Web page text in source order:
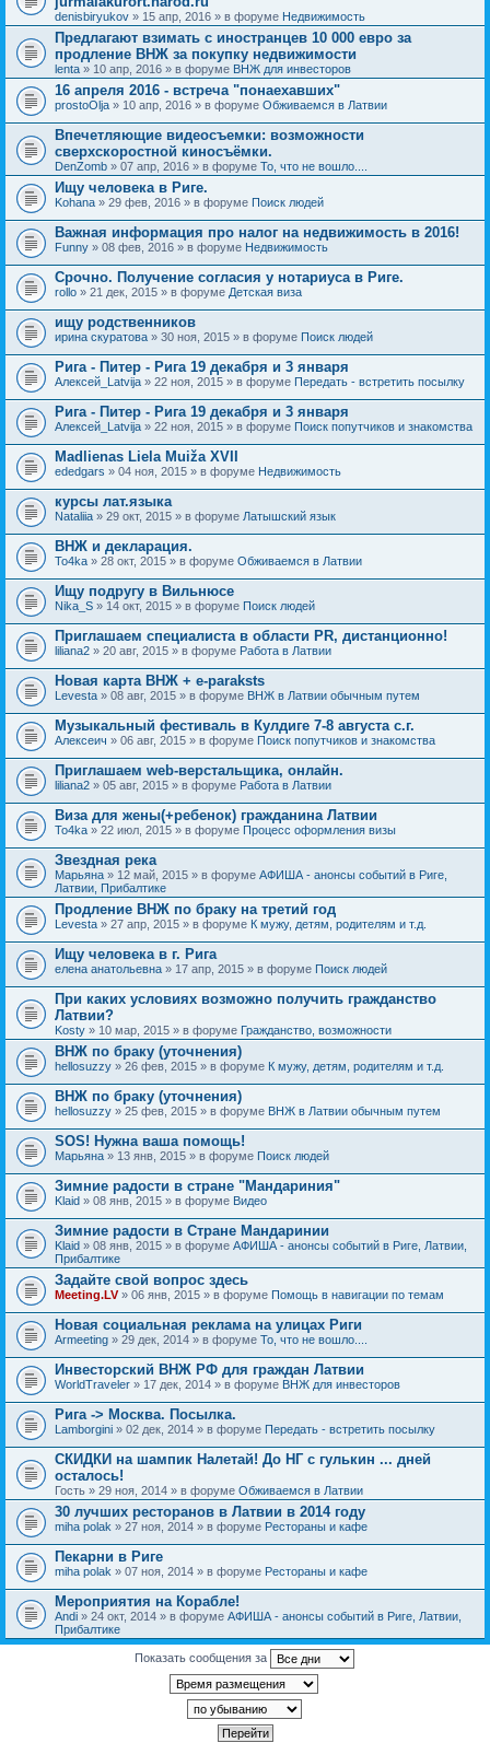
denisbiryukov » 15 апр, 2016 » в форуме Недвижимость
Предлагают взимать с иностранцев 10 000 евро за
продление ВНЖ за покупку недвижимости
lenta » 10 апр, 2016 » в форуме ВНЖ для инвесторов
16 апреля 2016 - встреча "понаехавших"
prostoOlja » 10 апр, 2016 » в форуме Обживаемся в Латвии
Впечетляющие видеосъемки: возможности
сверхскоростной киносъёмки.
DenZomb » 07 апр, 2016 » в форуме То, что не вошло....
Ищу человека в Риге.
Kohana » 29 фев, 2016 » в форуме Поиск людей
Важная информация про налог на недвижимость в 2016!
Funny » 08 фев, 2016 » в форуме Недвижимость
Срочно. Получение согласия у нотариуса в Риге.
rollo » 21 дек, 2015 » в форуме Детская виза
ищу родственников
ирина скуратова » 30 ноя, 2015 » в форуме Поиск людей
Рига - Питер - Рига 19 декабря и 3 января
Алексей_Latvija » 22 ноя, 2015 » в форуме Передать - встретить посылку
Рига - Питер - Рига 19 декабря и 3 января
Алексей_Latvija » 22 ноя, 2015 » в форуме Поиск попутчиков и знакомства
Madlienas Liela Muiža XVII
ededgars » 04 ноя, 2015 » в форуме Недвижимость
курсы лат.языка
Nataliia » 29 окт, 2015 » в форуме Латышский язык
ВНЖ и декларация.
To4ka » 28 окт, 2015 » в форуме Обживаемся в Латвии
Ищу подругу в Вильнюсе
Nika_S » 14 окт, 2015 » в форуме Поиск людей
Приглашаем специалиста в области PR, дистанционно!
liliana2 » 20 авг, 2015 » в форуме Работа в Латвии
Новая карта ВНЖ + e-paraksts
Levesta » 08 авг, 2015 » в форуме ВНЖ в Латвии обычным путем
Музыкальный фестиваль в Кулдиге 7-8 августа с.г.
Алексеич » 06 авг, 2015 » в форуме Поиск попутчиков и знакомства
Приглашаем web-верстальщика, онлайн.
liliana2 » 05 авг, 2015 » в форуме Работа в Латвии
Виза для жены(+ребенок) гражданина Латвии
To4ka » 22 июл, 2015 » в форуме Процесс оформления визы
Звездная река
Марьяна » 12 май, 2015 » в форуме АФИША - анонсы событий в Риге,
Латвии, Прибалтике
Продление ВНЖ по браку на третий год
Levesta » 27 апр, 2015 » в форуме К мужу, детям, родителям и т.д.
Ищу человека в г. Рига
елена анатольевна » 17 апр, 2015 » в форуме Поиск людей
При каких условиях возможно получить гражданство
Латвии?
Kosty » 10 мар, 2015 » в форуме Гражданство, возможности
ВНЖ по браку (уточнения)
hellosuzzy » 26 фев, 2015 » в форуме К мужу, детям, родителям и т.д.
ВНЖ по браку (уточнения)
hellosuzzy » 25 фев, 2015 » в форуме ВНЖ в Латвии обычным путем
SOS! Нужна ваша помощь!
Марьяна » 13 янв, 2015 » в форуме Поиск людей
Зимние радости в стране "Мандариния"
Klaid » 08 янв, 2015 » в форуме Видео
Зимние радости в Стране Мандаринии
Klaid » 08 янв, 2015 » в форуме АФИША - анонсы событий в Риге, Латвии,
Прибалтике
Задайте свой вопрос здесь
Meeting.LV» 06 янв, 2015 » в форуме Помощь в навигации по темам
Новая социальная реклама на улицах Риги
Armeeting » 29 дек, 2014 » в форуме То, что не вошло....
Инвесторский ВНЖ РФ для граждан Латвии
WorldTraveler » 17 дек, 2014 » в форуме ВНЖ для инвесторов
Рига -> Москва. Посылка.
Lamborgini » 02 дек, 2014 » в форуме Передать - встретить посылку
СКИДКИ на шампик Налетай! До НГ с гулькин ... дней
осталось!
Гость » 29 ноя, 2014 » в форуме Обживаемся в Латвии
30 лучших ресторанов в Латвии в 2014 году
miha polak » 27 ноя, 2014 » в форуме Рестораны и кафе
Пекарни в Риге
miha polak » 07 ноя, 2014 » в форуме Рестораны и кафе
Мероприятия на Корабле!
Andi » 24 окт, 2014 » в форуме АФИША - анонсы событий в Риге, Латвии,
Прибалтике
Показать сообщения за